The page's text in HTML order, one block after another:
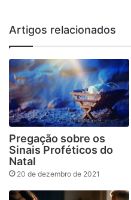
Artigos relacionados
Pregação sobre os
Sinais Proféticos do
Natal
20 de dezembro de 2021